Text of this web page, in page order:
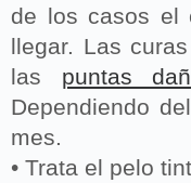
de los casos el
llegar. Las
las puntas
Dependiendo
mes.
• Trata el pelo